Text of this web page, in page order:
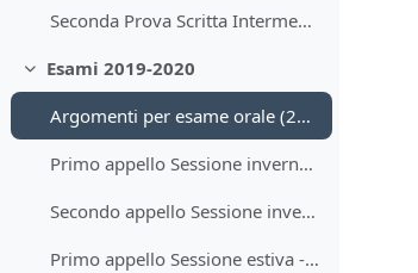
Seconda Prova Scritta Intermedia -- Testo (15.01.2020)
Minimizza
Esami 2019-2020
Argomenti per esame orale (2019-2020)
Primo appello Sessione invernale -- Testo (05.02.2020)
Secondo appello Sessione invernale -- Testo (20.02.2020)
Primo appello Sessione estiva -- Testo (22.06.2020)